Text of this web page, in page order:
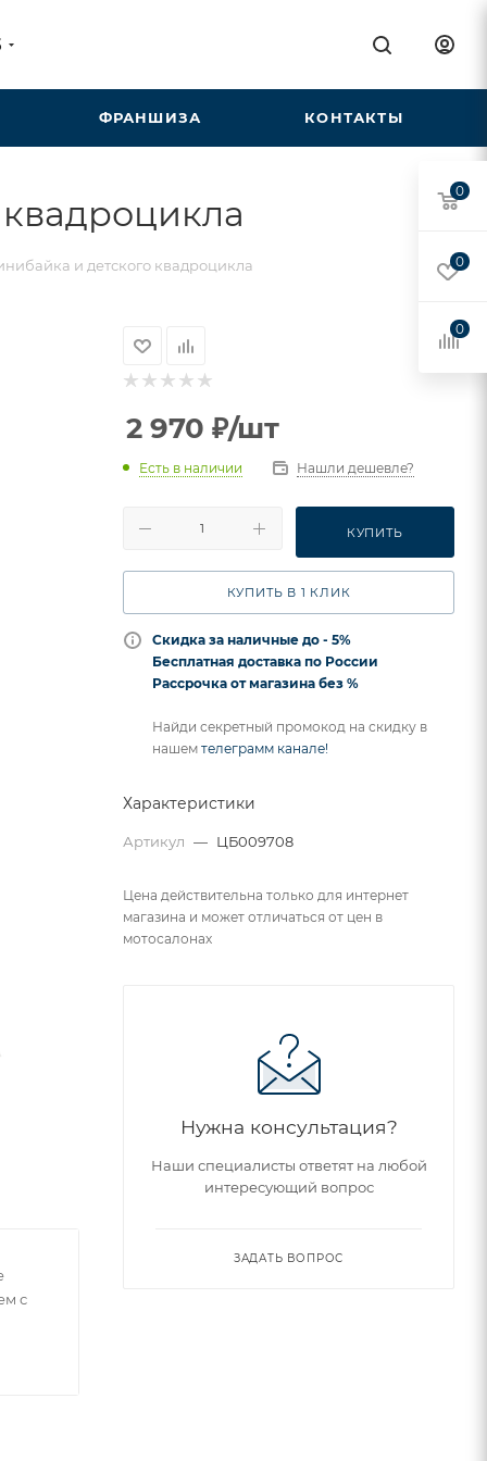
ФРАНШИЗА КОНТАКТЫ
и детского квадроцикла
с
2 970 ₽/шт
Есть в наличии Нашли дешевле?
КУПИТЬ
КУПИТЬ В 1 КЛИК
Скидка за наличные до - 5%
Бесплатная доставка по России
Рассрочка от магазина без %
Найди секретный промокод на скидку в
нашем телеграмм канале!
Характеристики
Артикул — ЦБ009708
Цена действительна только для интернет
магазина и может отличаться от цен в
мотосалонах
Нужна консультация?
Наши специалисты ответят на любой
интересующий вопрос
ЗАДАТЬ ВОПРОС
0
0
0